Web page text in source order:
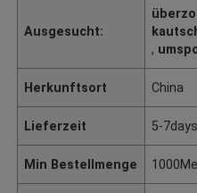
Ausgesucht:
,
Herkunftsort China
Lieferzeit 5-7days
Min Bestellmenge